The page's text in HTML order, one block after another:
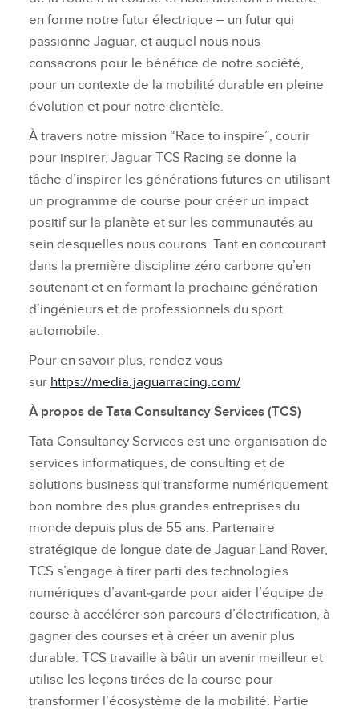
en forme notre futur électrique – un futur qui
passionne Jaguar, et auquel nous nous
consacrons pour le bénéfice de notre société,
pour un contexte de la mobilité durable en pleine
évolution et pour notre clientèle.
À travers notre mission “Race to inspire”, courir
pour inspirer, Jaguar TCS Racing se donne la
tâche d’inspirer les générations futures en utilisant
un programme de course pour créer un impact
positif sur la planète et sur les communautés au
sein desquelles nous courons. Tant en concourant
dans la première discipline zéro carbone qu’en
soutenant et en formant la prochaine génération
d’ingénieurs et de professionnels du sport
automobile.
Pour en savoir plus, rendez vous
sur https://media.jaguarracing.com/
À propos de Tata Consultancy Services (TCS)
Tata Consultancy Services est une organisation de
services informatiques, de consulting et de
solutions business qui transforme numériquement
bon nombre des plus grandes entreprises du
monde depuis plus de 55 ans. Partenaire
stratégique de longue date de Jaguar Land Rover,
TCS s’engage à tirer parti des technologies
numériques d’avant‑garde pour aider l’équipe de
course à accélérer son parcours d’électrification, à
gagner des courses et à créer un avenir plus
durable. TCS travaille à bâtir un avenir meilleur et
utilise les leçons tirées de la course pour
transformer l’écosystème de la mobilité. Partie